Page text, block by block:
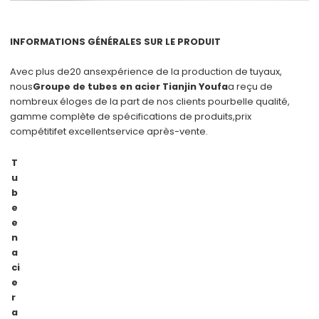
INFORMATIONS GÉNÉRALES SUR LE PRODUIT
Avec plus de20 ansexpérience de la production de tuyaux,
nousGroupe de tubes en acier Tianjin Youfaa reçu de
nombreux éloges de la part de nos clients pourbelle qualité,
gamme complète de spécifications de produits,prix
compétitifet excellentservice après-vente.
T
u
b
e
e
n
a
ci
e
r
a